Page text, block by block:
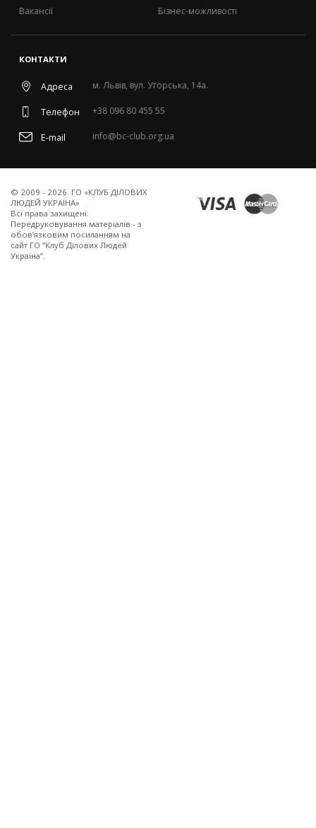
Вакансії
Бізнес-можливості
КОНТАКТИ
Адреса м. Львів, вул. Угорська, 14а.
Телефон +38 096 80 455 55
E-mail info@bc-club.org.ua
© 2009 - 2026. ГО «КЛУБ ДІЛОВИХ
ЛЮДЕЙ УКРАЇНА»
Всi права захищенi.
Передруковування матеріалів - з
обов’язковим посиланням на
сайт ГО “Клуб Ділових Людей
Україна”.